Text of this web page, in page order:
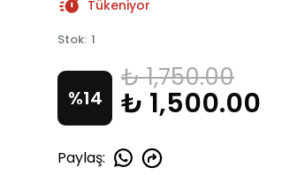
Tükeniyor
Stok: 1
%14
₺ 1,750.00
₺ 1,500.00
Paylaş: